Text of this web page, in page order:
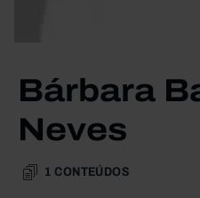
Bárbara
Neves
1 CONTEÚDOS